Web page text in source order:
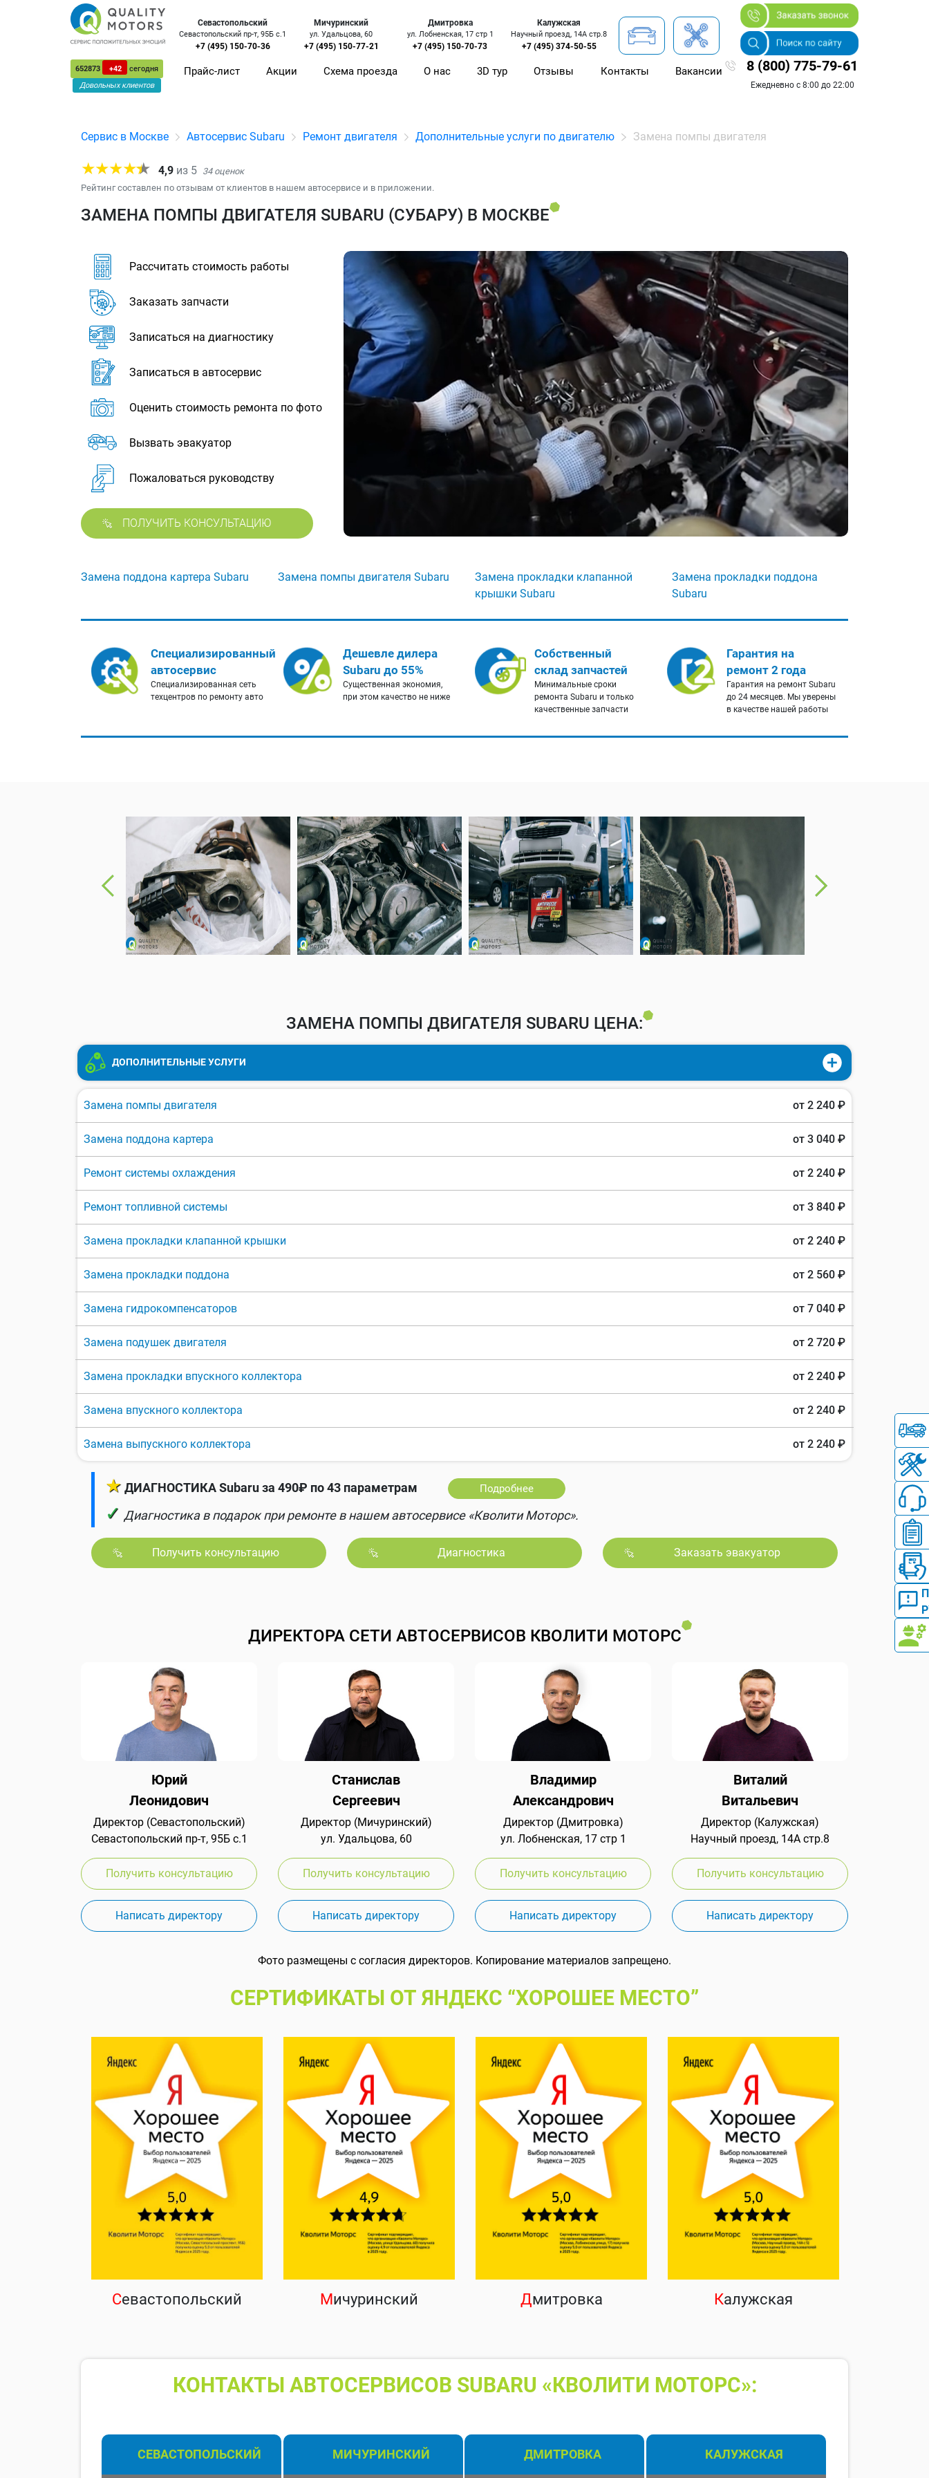
652873 +42
сегодня
Довольных клиентов
Севастопольский
Севастопольский пр-т, 95Б с.1
+7 (495) 150-70-36
Мичуринский
ул. Удальцова, 60
+7 (495) 150-77-21
Дмитровка
ул. Лобненская, 17 стр 1
+7 (495) 150-70-73
Калужская
Научный проезд, 14А стр.8
+7 (495) 374-50-55
Прайс-лист Акции Схема проезда О нас 3D тур Отзывы Контакты Вакансии 8 (800) 775-79-61
Ежедневно с 8:00 до 22:00
Сервис в Москве Автосервис Subaru Ремонт двигателя Дополнительные услуги по двигателю Замена помпы двигателя
4,9 из 5 34оценок
Рейтинг составлен по отзывам от клиентов в нашем автосервисе и в приложении.
ЗАМЕНА ПОМПЫ ДВИГАТЕЛЯ SUBARU (СУБАРУ) В МОСКВЕ
Рассчитать стоимость работы
Заказать запчасти
Записаться на диагностику
Записаться в автосервис
Оценить стоимость ремонта по фото
Вызвать эвакуатор
Пожаловаться руководству
ПОЛУЧИТЬ КОНСУЛЬТАЦИЮ
Замена поддона картера Subaru Замена помпы двигателя Subaru
Замена прокладки клапанной
крышки Subaru
Замена прокладки поддона
Subaru
Специализированный
автосервис
Специализированная сеть
техцентров по ремонту авто
Дешевле дилера
Subaru до 55%
Существенная экономия,
при этом качество не ниже
Собственный
склад запчастей
Минимальные сроки
ремонта Subaru и только
качественные запчасти
Гарантия на
ремонт 2 года
Гарантия на ремонт Subaru
до 24 месяцев. Мы уверены
в качестве нашей работы
ЗАМЕНА ПОМПЫ ДВИГАТЕЛЯ SUBARU ЦЕНА:
ДОПОЛНИТЕЛЬНЫЕ УСЛУГИ
Замена помпы двигателя от 2 240 ₽
Замена поддона картера от 3 040 ₽
Ремонт системы охлаждения от 2 240 ₽
Ремонт топливной системы от 3 840 ₽
Замена прокладки клапанной крышки от 2 240 ₽
Замена прокладки поддона от 2 560 ₽
Замена гидрокомпенсаторов от 7 040 ₽
Замена подушек двигателя от 2 720 ₽
Замена прокладки впускного коллектора от 2 240 ₽
Замена впускного коллектора от 2 240 ₽
Замена выпускного коллектора от 2 240 ₽
★ ДИАГНОСТИКА Subaru за 490₽ по 43 параметрам Подробнее
✓ Диагностика в подарок при ремонте в нашем автосервисе «Кволити Моторс».
Получить консультацию Диагностика Заказать эвакуатор
ДИРЕКТОРА СЕТИ АВТОСЕРВИСОВ КВОЛИТИ МОТОРС
Юрий
Леонидович
Директор (Севастопольский)
Севастопольский пр-т, 95Б с.1
Получить консультацию
Написать директору
Станислав
Сергеевич
Директор (Мичуринский)
ул. Удальцова, 60
Получить консультацию
Написать директору
Владимир
Александрович
Директор (Дмитровка)
ул. Лобненская, 17 стр 1
Получить консультацию
Написать директору
Виталий
Витальевич
Директор (Калужская)
Научный проезд, 14А стр.8
Получить консультацию
Написать директору
Фото размещены с согласия директоров. Копирование материалов запрещено.
СЕРТИФИКАТЫ ОТ ЯНДЕКС “ХОРОШЕЕ МЕСТО”
Севастопольский Мичуринский Дмитровка Калужская
КОНТАКТЫ АВТОСЕРВИСОВ SUBARU «КВОЛИТИ МОТОРС»:
СЕВАСТОПОЛЬСКИЙ МИЧУРИНСКИЙ ДМИТРОВКА КАЛУЖСКАЯ